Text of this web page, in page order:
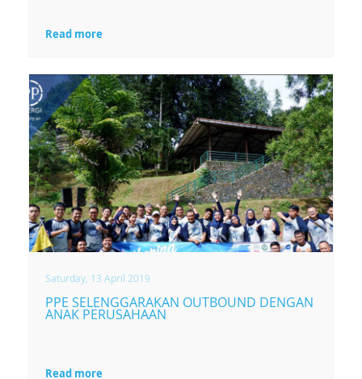
Read more
Saturday, 13 April 2019
PPE SELENGGARAKAN OUTBOUND DENGAN
ANAK PERUSAHAAN
Read more